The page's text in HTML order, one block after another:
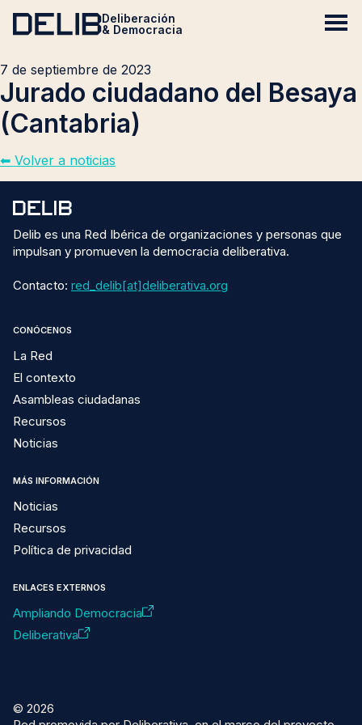
Deliberación
& Democracia
7 de septiembre de 2023
Jurado ciudadano del Besaya
(Cantabria)
⬅︎ Volver a noticias
Delib es una Red Ibérica de organizaciones y personas que
impulsan y promueven la democracia deliberativa.
Contacto: red_delib[at]deliberativa.org
CONÓCENOS
La Red
El contexto
Asambleas ciudadanas
Recursos
Noticias
MÁS INFORMACIÓN
Noticias
Recursos
Política de privacidad
ENLACES EXTERNOS
Ampliando Democracia
Deliberativa
© 2026